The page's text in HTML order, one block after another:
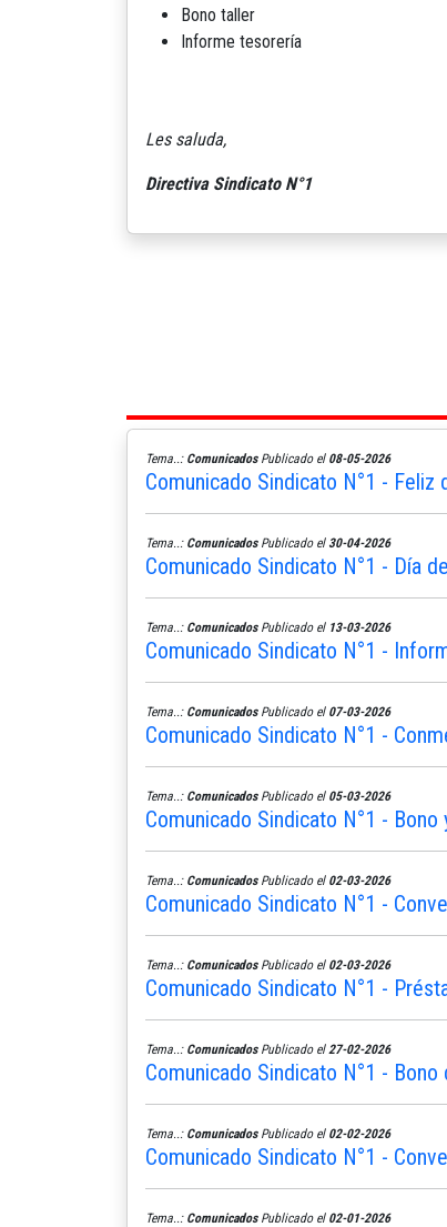
Bono taller
Informe tesorería
Les saluda,
Directiva Sindicato N°1
Tema..: ComunicadosPublicado el 08-05-2026
Comunicado Sindicato N°1 - Feliz
Tema..: ComunicadosPublicado el 30-04-2026
Comunicado Sindicato N°1 - Día
Tema..: ComunicadosPublicado el 13-03-2026
Comunicado Sindicato N°1 -
Tema..: ComunicadosPublicado el 07-03-2026
Comunicado Sindicato N°1 -
Tema..: ComunicadosPublicado el 05-03-2026
Comunicado Sindicato N°1 -
Tema..: ComunicadosPublicado el 02-03-2026
Comunicado Sindicato N°1 -
Tema..: ComunicadosPublicado el 02-03-2026
Comunicado Sindicato N°1 -
Tema..: ComunicadosPublicado el27-02-2026
Comunicado Sindicato N°1 -
Tema..: ComunicadosPublicado el 02-02-2026
Comunicado Sindicato N°1 -
Tema..: ComunicadosPublicado el 02-01-2026